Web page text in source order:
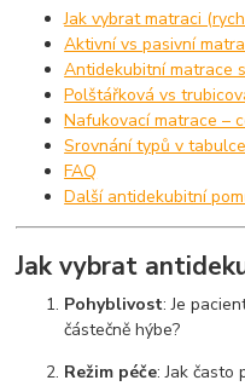
Jak vybrat matraci
Aktivní vs pasivní
Antidekubitní matrace
Polštářková vs
Nafukovací matrace –
Srovnání typů v tabulce
FAQ
Další antidekubitní
Jak vybrat
Pohyblivost: Je
částečně hýbe?
Režim péče: Jak často